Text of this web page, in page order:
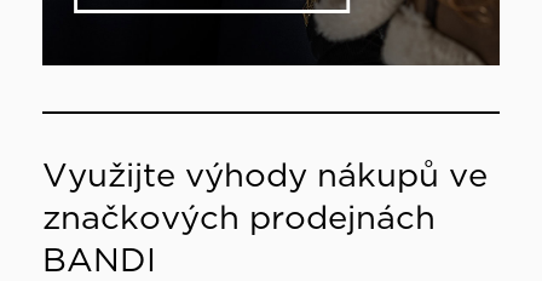
Využijte výhody nákupů ve
značkových prodejnách
BANDI